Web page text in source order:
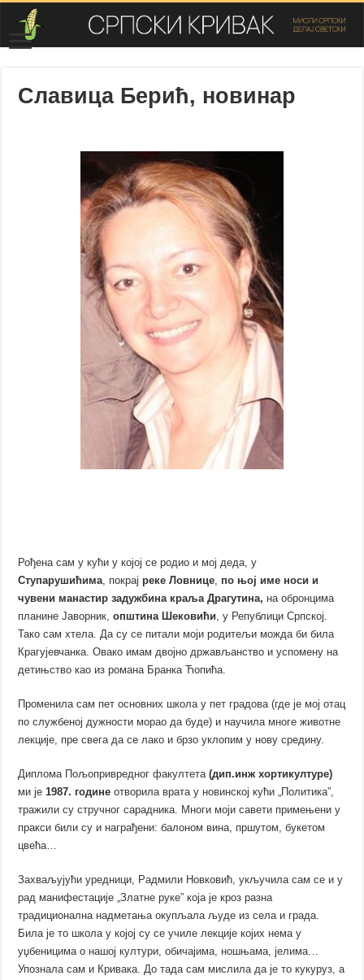
Славица Берић, новинар
Рођена сам у кући у којој се родио и мој деда, у
Ступарушићима, покрајреке Ловнице, по њој име носи и
чувени манастир задужбина краља Драгутина, на обронцима
планине Јаворник,општина Шековићи, у Републици Српској.
Тако сам хтела. Да су се питали моји родитељи можда би била
Крагујевчанка. Овако имам двојно држављанство и успомену на
детињство као из романа Бранка Ћопића.
Променила сам пет основних школа у пет градова (где је мој отац
по службеној дужности морао да буде) и научила многе животне
лекције, пре свега да се лако и брзо уклопим у нову средину.
Диплома Пољопривредног факултета(дип.инж хортикултуре)
ми је1987. године отворила врата у новинској кући „Политика”,
тражили су стручног сарадника. Многи моји савети примењени у
пракси били су и награђени: балоном вина, пршутом, букетом
цвећа…
Захваљујући уредници, Радмили Новковић, укључила сам се и у
рад манифестације „Златне руке” која је кроз разна
традиционална надметања окупљала људе из села и града.
Била је то школа у којој су се училе лекције којих нема у
уџбеницима о нашој култури, обичајима, ношњама, јелима…
Упознала сам и Кривака. До тада сам мислила да је то кукуруз, а